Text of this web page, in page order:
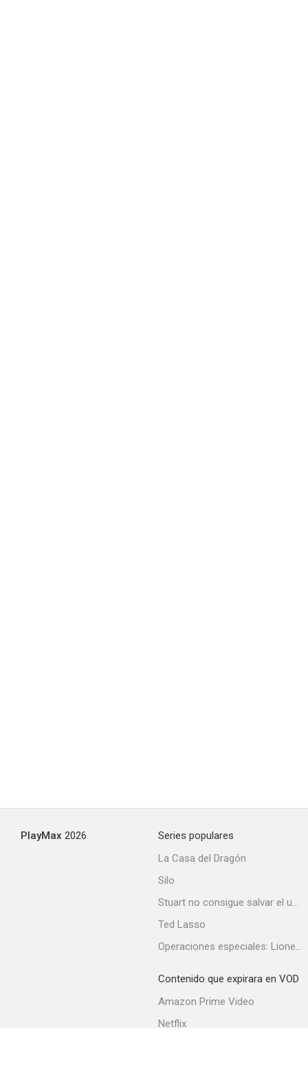
PlayMax 2026
Series populares
La Casa del Dragón
Silo
Stuart no consigue salvar el universo
Ted Lasso
Operaciones especiales: Lioness
Contenido que expirara en VOD
Amazon Prime Video
Netflix